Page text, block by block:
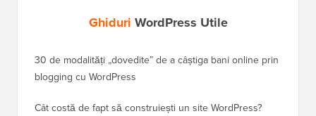
Ghiduri WordPress Utile
30 de modalități „dovedite” de a câștiga bani online prin
blogging cu WordPress
Cât costă de fapt să construiești un site WordPress?